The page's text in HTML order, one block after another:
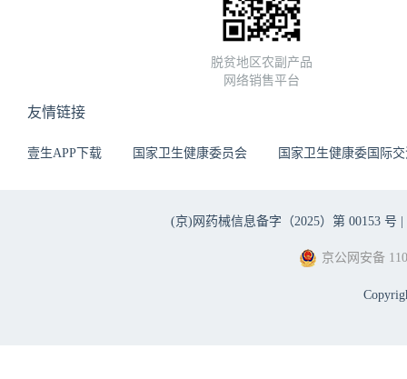
脱贫地区农副产品
网络销售平台
友情链接
壹生APP下载 国家卫生健康委员会 国家卫生健康委国际
(京)网药械信息备字（2025）第 00153 号 |
京公网安备